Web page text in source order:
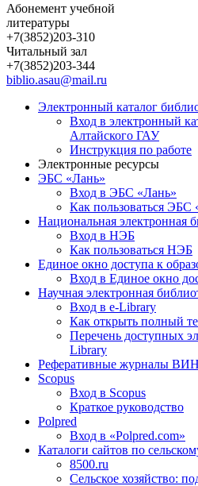
Абонемент учебной
литературы
+7(3852)203-310
Читальный зал
+7(3852)203-344
biblio.asau@mail.ru
Электронный каталог
Вход в электронный
Алтайского ГАУ
Инструкция по работе
Электронные ресурсы
ЭБС «Лань»
Вход в ЭБС «Лань»
Как пользоваться ЭБС
Национальная электронная
Вход в НЭБ
Как пользоваться НЭБ
Единое окно доступа к
Вход в Единое окно
Научная электронная
Вход в e-Library
Как открыть полный
Перечень доступных
Library
Реферативные журналы
Scopus
Вход в Scopus
Краткое руководство
Polpred
Вход в «Polpred.com»
Каталоги сайтов по
8500.ru
Сельское хозяйство: